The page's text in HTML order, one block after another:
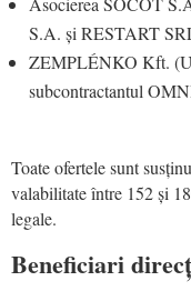
S.A. și RESTART
ZEMPLÉNKO Kft.
subcontractantul
Toate ofertele sunt
valabilitate între 152 și
legale.
Beneficiari